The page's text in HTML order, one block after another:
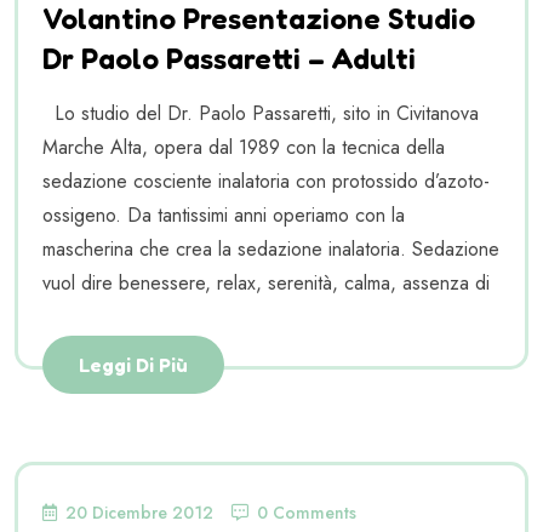
Volantino Presentazione Studio
Dr Paolo Passaretti – Adulti
Lo studio del Dr. Paolo Passaretti, sito in Civitanova
Marche Alta, opera dal 1989 con la tecnica della
sedazione cosciente inalatoria con protossido d’azoto-
ossigeno. Da tantissimi anni operiamo con la
mascherina che crea la sedazione inalatoria. Sedazione
vuol dire benessere, relax, serenità, calma, assenza di
Leggi Di Più
20 Dicembre 2012 0 Comments